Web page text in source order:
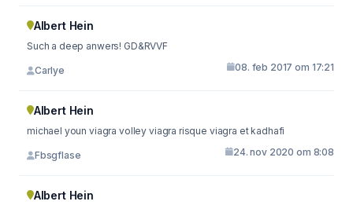
Albert Hein
Such a deep anwers! GD&RVVF
Carlye 08. feb 2017 om 17:21
Albert Hein
michael youn viagra volley viagra risque viagra et kadhafi
Fbsgflase 24. nov 2020 om 8:08
Albert Hein